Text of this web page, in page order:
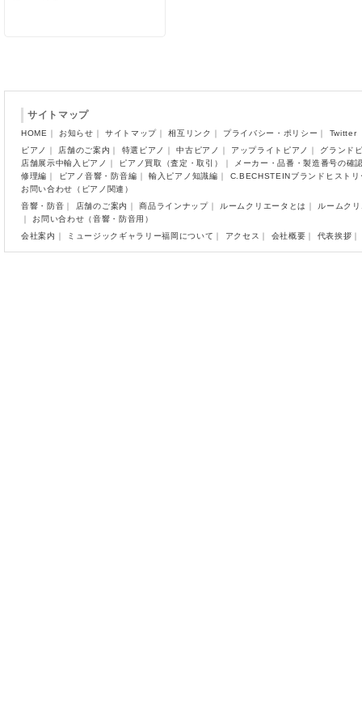
サイトマップ
HOME ｜ お知らせ ｜サイトマップ ｜相互リンク ｜ プライバシー・ポリシー ｜ Twitter
ピアノ
｜ 店舗のご案内 ｜ 特選ピアノ ｜中古ピアノ ｜ アップライトピアノ ｜ グランド
店舗展示中輸入ピアノ
｜ ピアノ買取（査定・取引） ｜
メーカー・品番・製造番号の確
修理編 ｜ ピアノ音響・防音編 ｜ 輸入ピアノ知識編 ｜ C.BECHSTEINブランドヒストリ
お問い合わせ（ピアノ関連）
音響・防音 ｜ 店舗のご案内 ｜商品ラインナップ｜ ルームクリエータとは ｜ ルームク
｜ お問い合わせ（音響・防音用）
会社案内 ｜ ミュージックギャラリー福岡について ｜ アクセス ｜ 会社概要 ｜ 代表挨拶